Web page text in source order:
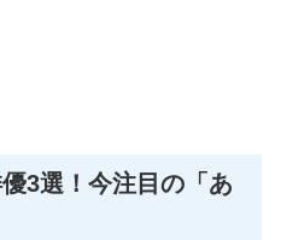
3選！今注目の「あ